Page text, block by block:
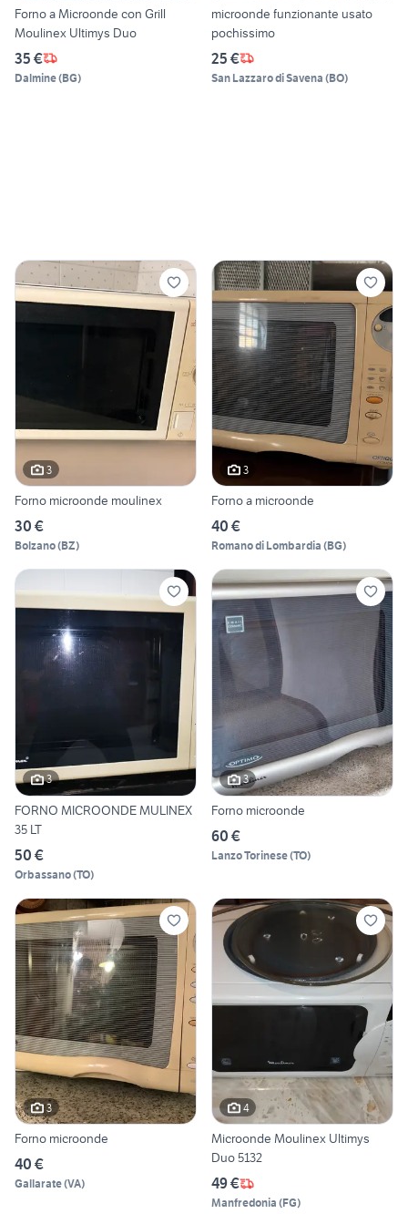
Forno a Microonde con Grill
Moulinex Ultimys Duo
35 €
Dalmine(BG)
microonde funzionante usato
pochissimo
25 €
San Lazzaro di Savena (BO)
3
Forno microonde moulinex
30 €
Bolzano(BZ)
3
Forno a microonde
40 €
Romano di Lombardia (BG)
3
FORNO MICROONDE MULINEX
35 LT
50 €
Orbassano(TO)
3
Forno microonde
60 €
Lanzo Torinese(TO)
3
Forno microonde
40 €
Gallarate(VA)
4
Microonde Moulinex Ultimys
Duo 5132
49 €
Manfredonia (FG)